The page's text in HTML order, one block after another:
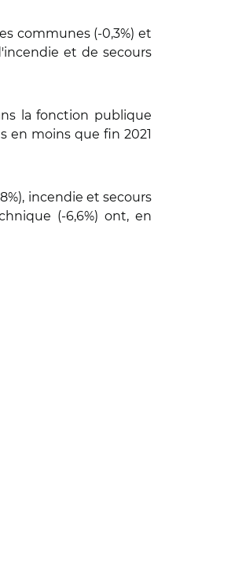
communes (-0,3%) et
et de secours
la fonction publique
en moins que fin 2021
incendie et secours
(-6,6%) ont, en